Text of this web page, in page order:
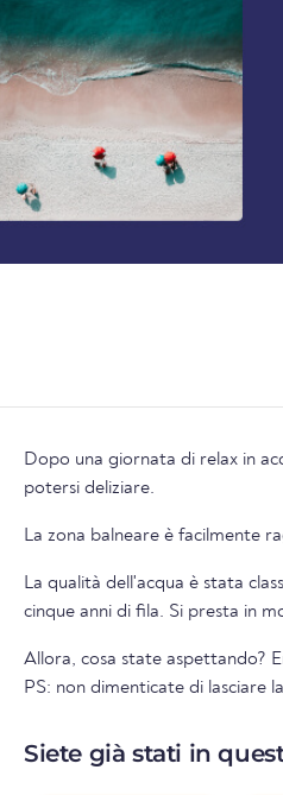
Dopo una giornata di relax in
potersi deliziare.
La zona balneare è facilmente
La qualità dell'acqua è stata
cinque anni di fila. Si presta in
Allora, cosa state aspettando?
PS: non dimenticate di lasciare
Siete già stati in